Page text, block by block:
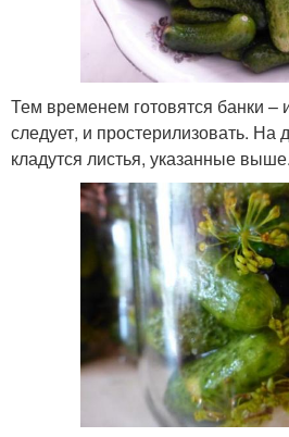
Тем временем готовятся банки –
следует, и простерилизовать. На
кладутся листья, указанные выше.